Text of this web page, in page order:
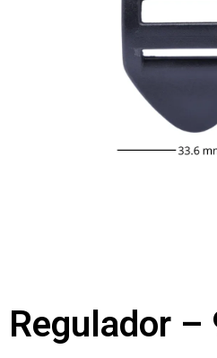
Regulador